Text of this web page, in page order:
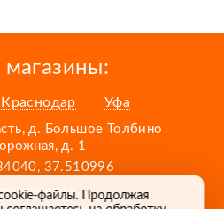
Краснодар Уфа
д. Большое Толбино
д. 1
37.510996
проезда
файлы. Продолжая